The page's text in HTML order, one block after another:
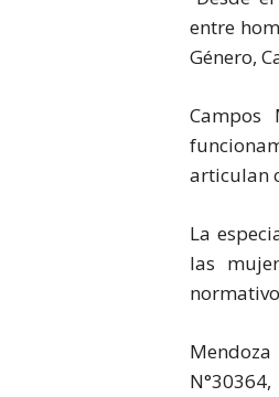
entre
Género,
articulan
La
las